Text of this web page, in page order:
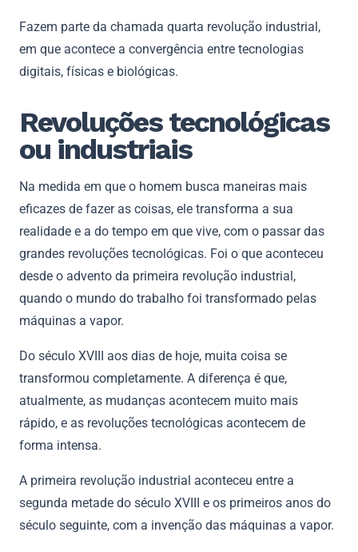
Fazem parte da chamada quarta revolução industrial,
em que acontece a convergência entre tecnologias
digitais, físicas e biológicas.
Revoluções tecnológicas
ou industriais
Na medida em que o homem busca maneiras mais
eficazes de fazer as coisas, ele transforma a sua
realidade e a do tempo em que vive, com o passar das
grandes revoluções tecnológicas. Foi o que aconteceu
desde o advento da primeira revolução industrial,
quando o mundo do trabalho foi transformado pelas
máquinas a vapor.
Do século XVIII aos dias de hoje, muita coisa se
transformou completamente. A diferença é que,
atualmente, as mudanças acontecem muito mais
rápido, e as revoluções tecnológicas acontecem de
forma intensa.
A primeira revolução industrial aconteceu entre a
segunda metade do século XVIII e os primeiros anos do
século seguinte, com a invenção das máquinas a vapor.